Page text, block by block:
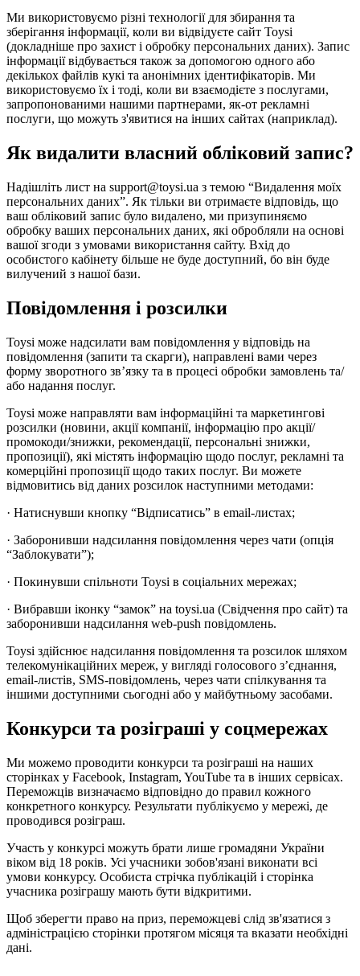
Ми використовуємо різні технології для збирання та
зберігання інформації, коли ви відвідуєте сайт Toysi
(докладніше про захист і обробку персональних даних). Запис
інформації відбувається також за допомогою одного або
декількох файлів кукі та анонімних ідентифікаторів. Ми
використовуємо їх і тоді, коли ви взаємодієте з послугами,
запропонованими нашими партнерами, як-от рекламні
послуги, що можуть з'явитися на інших сайтах (наприклад).
Як видалити власний обліковий запис?
Надішліть лист на support@toysi.ua з темою “Видалення моїх
персональних даних”. Як тільки ви отримаєте відповідь, що
ваш обліковий запис було видалено, ми призупиняємо
обробку ваших персональних даних, які обробляли на основі
вашої згоди з умовами використання сайту. Вхід до
особистого кабінету більше не буде доступний, бо він буде
вилучений з нашої бази.
Повідомлення і розсилки
Toysi може надсилати вам повідомлення у відповідь на
повідомлення (запити та скарги), направлені вами через
форму зворотного зв’язку та в процесі обробки замовлень та/
або надання послуг.
Toysi може направляти вам інформаційні та маркетингові
розсилки (новини, акції компанії, інформацію про акції/
промокоди/знижки, рекомендації, персональні знижки,
пропозиції), які містять інформацію щодо послуг, рекламні та
комерційні пропозиції щодо таких послуг. Ви можете
відмовитись від даних розсилок наступними методами:
· Натиснувши кнопку “Відписатись” в email-листах;
· Заборонивши надсилання повідомлення через чати (опція
“Заблокувати”);
· Покинувши спільноти Toysi в соціальних мережах;
· Вибравши іконку “замок” на toysi.ua (Свідчення про сайт) та
заборонивши надсилання web-push повідомлень.
Toysi здійснює надсилання повідомлення та розсилок шляхом
телекомунікаційних мереж, у вигляді голосового з’єднання,
email-листів, SMS-повідомлень, через чати спілкування та
іншими доступними сьогодні або у майбутньому засобами.
Конкурси та розіграші у соцмережах
Ми можемо проводити конкурси та розіграші на наших
сторінках у Facebook, Instagram, YouTube та в інших сервісах.
Переможців визначаємо відповідно до правил кожного
конкретного конкурсу. Результати публікуємо у мережі, де
проводився розіграш.
Участь у конкурсі можуть брати лише громадяни України
віком від 18 років. Усі учасники зобов'язані виконати всі
умови конкурсу. Особиста стрічка публікацій і сторінка
учасника розіграшу мають бути відкритими.
Щоб зберегти право на приз, переможцеві слід зв'язатися з
адміністрацією сторінки протягом місяця та вказати необхідні
дані.